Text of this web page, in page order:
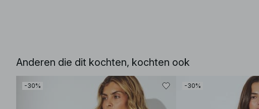
Anderen die dit kochten, kochten ook
-30% -30%